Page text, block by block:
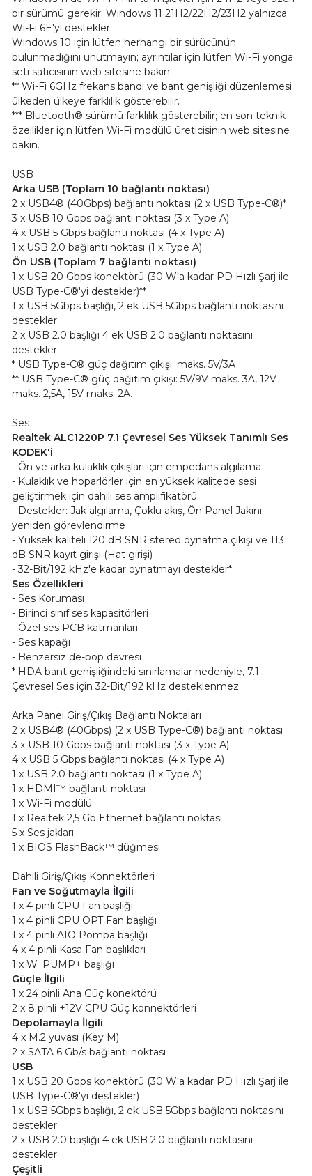
bir sürümü gerekir; Windows 11 21H2/22H2/23H2 yalnızca
Wi-Fi 6E'yi destekler.
Windows 10 için lütfen herhangi bir sürücünün
bulunmadığını unutmayın; ayrıntılar için lütfen Wi-Fi yonga
seti satıcısının web sitesine bakın.
** Wi-Fi 6GHz frekans bandı ve bant genişliği düzenlemesi
ülkeden ülkeye farklılık gösterebilir.
*** Bluetooth® sürümü farklılık gösterebilir; en son teknik
özellikler için lütfen Wi-Fi modülü üreticisinin web sitesine
bakın.
USB
Arka USB (Toplam 10 bağlantı noktası)
2 x USB4® (40Gbps) bağlantı noktası (2 x USB Type-C®)*
3 x USB 10 Gbps bağlantı noktası (3 x Type A)
4 x USB 5 Gbps bağlantı noktası (4 x Type A)
1 x USB 2.0 bağlantı noktası (1 x Type A)
Ön USB (Toplam 7 bağlantı noktası)
1 x USB 20 Gbps konektörü (30 W'a kadar PD Hızlı Şarj ile
USB Type-C®'yi destekler)**
1 x USB 5Gbps başlığı, 2 ek USB 5Gbps bağlantı noktasını
destekler
2 x USB 2.0 başlığı 4 ek USB 2.0 bağlantı noktasını
destekler
* USB Type-C® güç dağıtım çıkışı: maks. 5V/3A
** USB Type-C® güç dağıtım çıkışı: 5V/9V maks. 3A, 12V
maks. 2,5A, 15V maks. 2A.
Ses
Realtek ALC1220P 7.1 Çevresel Ses Yüksek Tanımlı Ses
KODEK'i
- Ön ve arka kulaklık çıkışları için empedans algılama
- Kulaklık ve hoparlörler için en yüksek kalitede sesi
geliştirmek için dahili ses amplifikatörü
- Destekler: Jak algılama, Çoklu akış, Ön Panel Jakını
yeniden görevlendirme
- Yüksek kaliteli 120 dB SNR stereo oynatma çıkışı ve 113
dB SNR kayıt girişi (Hat girişi)
- 32-Bit/192 kHz'e kadar oynatmayı destekler*
Ses Özellikleri
- Ses Koruması
- Birinci sınıf ses kapasitörleri
- Özel ses PCB katmanları
- Ses kapağı
- Benzersiz de-pop devresi
* HDA bant genişliğindeki sınırlamalar nedeniyle, 7.1
Çevresel Ses için 32-Bit/192 kHz desteklenmez.
Arka Panel Giriş/Çıkış Bağlantı Noktaları
2 x USB4® (40Gbps) (2 x USB Type-C®) bağlantı noktası
3 x USB 10 Gbps bağlantı noktası (3 x Type A)
4 x USB 5 Gbps bağlantı noktası (4 x Type A)
1 x USB 2.0 bağlantı noktası (1 x Type A)
1 x HDMI™ bağlantı noktası
1 x Wi-Fi modülü
1 x Realtek 2,5 Gb Ethernet bağlantı noktası
5 x Ses jakları
1 x BIOS FlashBack™ düğmesi
Dahili Giriş/Çıkış Konnektörleri
Fan ve Soğutmayla İlgili
1 x 4 pinli CPU Fan başlığı
1 x 4 pinli CPU OPT Fan başlığı
1 x 4 pinli AIO Pompa başlığı
4 x 4 pinli Kasa Fan başlıkları
1 x W_PUMP+ başlığı
Güçle İlgili
1 x 24 pinli Ana Güç konektörü
2 x 8 pinli +12V CPU Güç konnektörleri
Depolamayla İlgili
4 x M.2 yuvası (Key M)
2 x SATA 6 Gb/s bağlantı noktası
USB
1 x USB 20 Gbps konektörü (30 W'a kadar PD Hızlı Şarj ile
USB Type-C®'yi destekler)
1 x USB 5Gbps başlığı, 2 ek USB 5Gbps bağlantı noktasını
destekler
2 x USB 2.0 başlığı 4 ek USB 2.0 bağlantı noktasını
destekler
Çeşitli